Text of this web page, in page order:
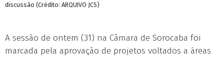
discussão (Crédito: ARQUIVO JCS)
A sessão de ontem (31) na Câmara de Sorocaba foi
marcada pela aprovação de projetos voltados a áreas